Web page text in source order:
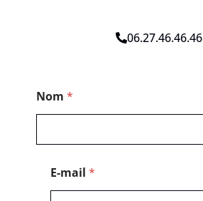
06.27.46.46.46
Nom *
E-mail *